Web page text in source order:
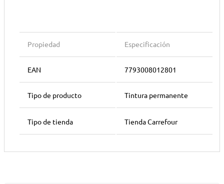
Propiedad Especificación
EAN 7793008012801
Tipo de producto Tintura permanente
Tipo de tienda Tienda Carrefour